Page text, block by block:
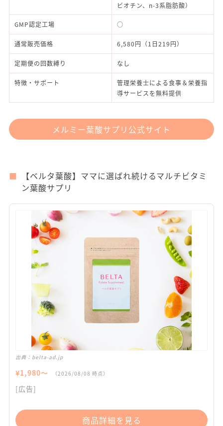
ビオチン、n-3系脂肪酸）
GMP認定工場 ○
通常販売価格 6,580円（1日219円）
定期便の回数縛り なし
特徴・サポート
管理栄養士による食事＆栄養指
導サービスを無料提供
メルミー葉酸サプリ公式サイト
【ベルタ葉酸】ママに選ばれ続けるマルチビタミ
ン葉酸サプリ
出典： belta-ad.jp
¥1,980〜 （2026/08/08 時点）
[広告]
商品詳細を見る